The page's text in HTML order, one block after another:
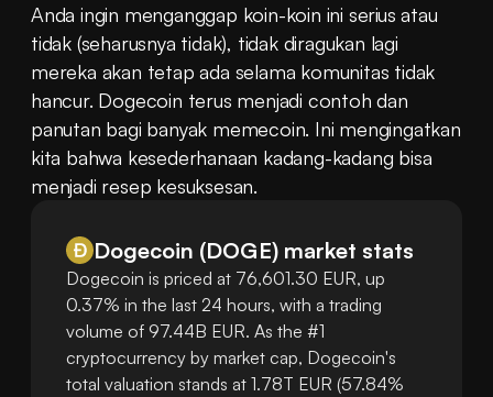
Anda ingin menganggap koin-koin ini serius atau
tidak (seharusnya tidak), tidak diragukan lagi
mereka akan tetap ada selama komunitas tidak
hancur. Dogecoin terus menjadi contoh dan
panutan bagi banyak memecoin. Ini mengingatkan
kita bahwa kesederhanaan kadang-kadang bisa
menjadi resep kesuksesan.
Dogecoin (DOGE) market stats
Dogecoin is priced at 76,601.30 EUR, up
0.37% in the last 24 hours, with a trading
volume of 97.44B EUR. As the #1
cryptocurrency by market cap, Dogecoin's
total valuation stands at 1.78T EUR (57.84%